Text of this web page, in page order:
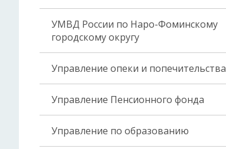
УМВД России по Наро-Фоминскому
городскому округу
Управление опеки и попечительства
Управление Пенсионного фонда
Управление по образованию